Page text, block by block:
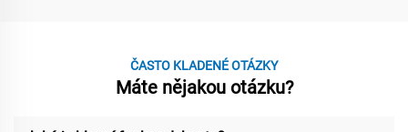
ČASTO KLADENÉ OTÁZKY
Máte nějakou otázku?